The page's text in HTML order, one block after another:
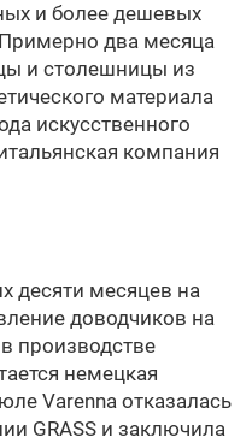
и более дешевых
два месяца
и столешницы из
материала
искусственного
компания
десяти месяцев на
доводчиков на
производстве
немецкая
Varenna отказалась
GRASS и заключила